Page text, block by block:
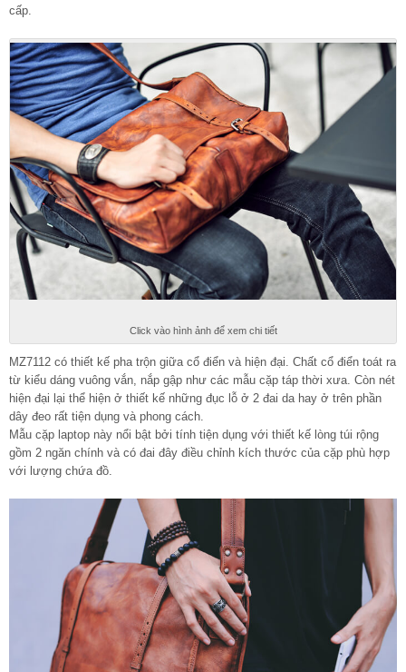
cấp.
Click vào hình ảnh để xem chi tiết
MZ7112 có thiết kế pha trộn giữa cổ điển và hiện đại. Chất cổ điển toát ra
từ kiểu dáng vuông vắn, nắp gập như các mẫu cặp táp thời xưa. Còn nét
hiện đại lại thể hiện ở thiết kế những đục lỗ ở 2 đai da hay ở trên phần
dây đeo rất tiện dụng và phong cách.
Mẫu cặp laptop này nổi bật bởi tính tiện dụng với thiết kế lòng túi rộng
gồm 2 ngăn chính và có đai đây điều chỉnh kích thước của cặp phù hợp
với lượng chứa đồ.